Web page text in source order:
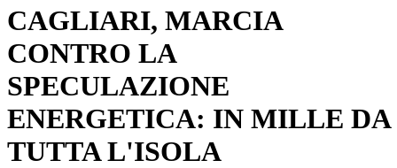
CAGLIARI, MARCIA
CONTRO LA
SPECULAZIONE
ENERGETICA: IN MILLE DA
TUTTA L'ISOLA